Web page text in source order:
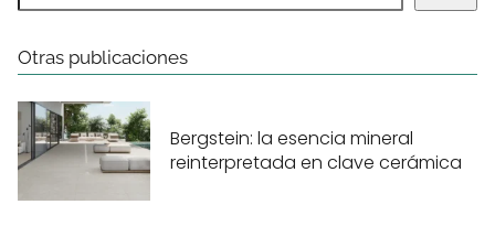
Otras publicaciones
Bergstein: la esencia mineral
reinterpretada en clave cerámica